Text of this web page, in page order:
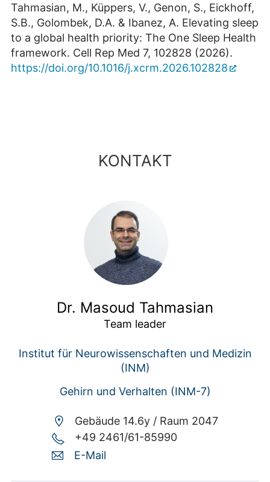
Tahmasian, M., Küppers, V., Genon, S., Eickhoff,
S.B., Golombek, D.A. & Ibanez, A. Elevating sleep
to a global health priority: The One Sleep Health
framework. Cell Rep Med 7, 102828 (2026).
https://doi.org/10.1016/j.xcrm.2026.102828
KONTAKT
Dr. Masoud Tahmasian
Team leader
Institut für Neurowissenschaften und Medizin
(INM)
Gehirn und Verhalten (INM-7)
Gebäude 14.6y / Raum 2047
+49 2461/61-85990
E-Mail